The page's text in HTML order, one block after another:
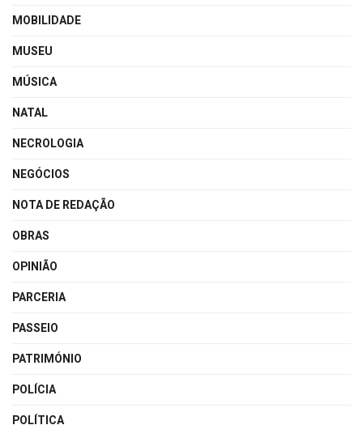
MOBILIDADE
MUSEU
MÚSICA
NATAL
NECROLOGIA
NEGÓCIOS
NOTA DE REDAÇÃO
OBRAS
OPINIÃO
PARCERIA
PASSEIO
PATRIMÓNIO
POLÍCIA
POLÍTICA